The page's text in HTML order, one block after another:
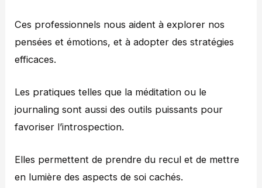
Ces professionnels nous aident à explorer nos
pensées et émotions, et à adopter des stratégies
efficaces.
Les pratiques telles que la méditation ou le
journaling sont aussi des outils puissants pour
favoriser l’introspection.
Elles permettent de prendre du recul et de mettre
en lumière des aspects de soi cachés.